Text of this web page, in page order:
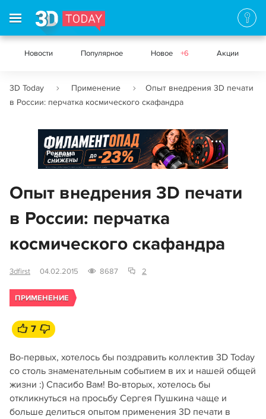
Новости Популярное Новое +6 Акции
3D Today Применение
Опыт внедрения 3D печати
в России: перчатка космического скафандра
Реклама
Опыт внедрения 3D печати
в России: перчатка
космического скафандра
3dfirst 04.02.2015 8687 2
ПРИМЕНЕНИЕ
7
Во-первых, хотелось бы поздравить коллектив 3D Today
со столь знаменательным событием в их и нашей общей
жизни :) Спасибо Вам! Во-вторых, хотелось бы
откликнуться на просьбу Сергея Пушкина чаще и
больше делиться опытом применения 3D печати в